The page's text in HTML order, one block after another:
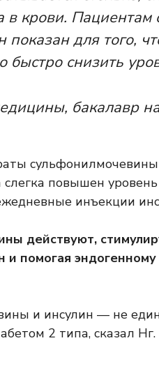
в крови. Пациентам
показан для того,
быстро снизить
бакалавр
повышен уровень
инъекции
действуют,
помогая
и инсулин — не
2 типа, сказал Нг.